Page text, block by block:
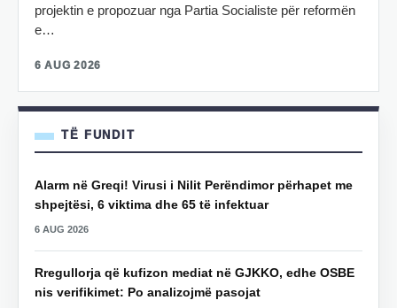
projektin e propozuar nga Partia Socialiste për reformën
e…
6 AUG 2026
TË FUNDIT
Alarm në Greqi! Virusi i Nilit Perëndimor përhapet me
shpejtësi, 6 viktima dhe 65 të infektuar
6 AUG 2026
Rregullorja që kufizon mediat në GJKKO, edhe OSBE
nis verifikimet: Po analizojmë pasojat